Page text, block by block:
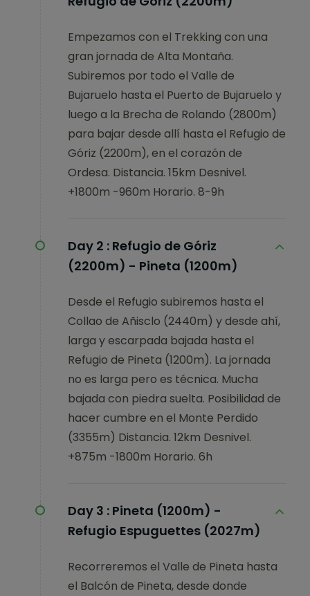
Empezamos con el Trekking con una
gran jornada de Alta Montaña.
Subiremos por todo el Valle de
Bujaruelo hasta el Puerto de Bujaruelo y
luego a la Brecha de Rolando (2800m)
para bajar desde allí hasta el Refugio de
Góriz (2200m), en el corazón de
Ordesa. Distancia. 15km Desnivel.
+1800m -960m Horario. 8-9h
Day 2 : Refugio de Góriz
(2200m) - Pineta (1200m)
Desde el Refugio subiremos hasta el
Collao de Añisclo (2440m) y desde ahí,
larga y escarpada bajada hasta el
Refugio de Pineta (1200m). La jornada
no es larga pero es técnica. Mucha
bajada con piedra suelta. Posibilidad de
hacer cumbre en el Monte Perdido
(3355m) Distancia. 12km Desnivel.
+875m -1800m Horario. 6h
Day 3 : Pineta (1200m) -
Refugio Espuguettes (2027m)
Recorreremos el Valle de Pineta hasta
el Balcón de Pineta, desde donde